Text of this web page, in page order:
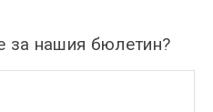
за нашия бюлетин?